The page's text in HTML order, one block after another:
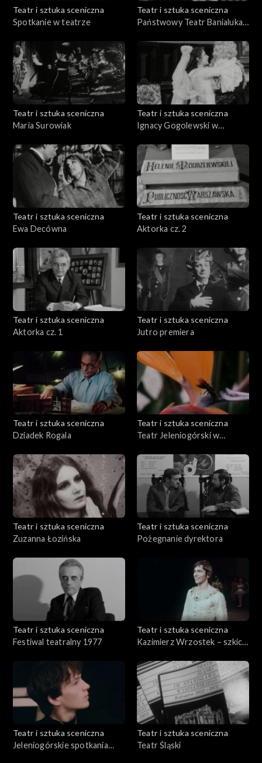
Teatr i sztuka sceniczna
Spotkanie w teatrze
Teatr i sztuka sceniczna
Państwowy Teatr Banialuka.
Filharmonia Górnicza w
Teatr i sztuka sceniczna
Maria Surowiak
Teatr i sztuka sceniczna
Ignacy Gogolewski w
Teatr i sztuka sceniczna
Ewa Decówna
Teatr i sztuka sceniczna
Aktorka cz. 2
Teatr i sztuka sceniczna
Aktorka cz. 1
Teatr i sztuka sceniczna
Jutro premiera
Teatr i sztuka sceniczna
Dziadek Rogala
Teatr i sztuka sceniczna
Teatr Jeleniogórski w
Teatr i sztuka sceniczna
Zuzanna Łozińska
Teatr i sztuka sceniczna
Pożegnanie dyrektora
Teatr i sztuka sceniczna
Festiwal teatralny 1977
Teatr i sztuka sceniczna
Kazimierz Wrzostek – szkic
Teatr i sztuka sceniczna
Jeleniogórskie spotkania
Teatr i sztuka sceniczna
Teatr Śląski